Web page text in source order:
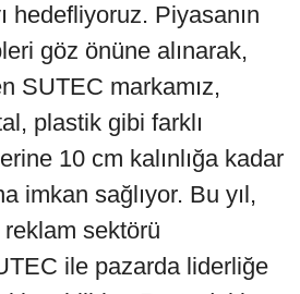
hedefliyoruz. Piyasanın
göz önüne alınarak,
SUTEC markamız,
plastik gibi farklı
10 cm kalınlığa kadar
imkan sağlıyor. Bu yıl,
reklam sektörü
ile pazarda liderliğe